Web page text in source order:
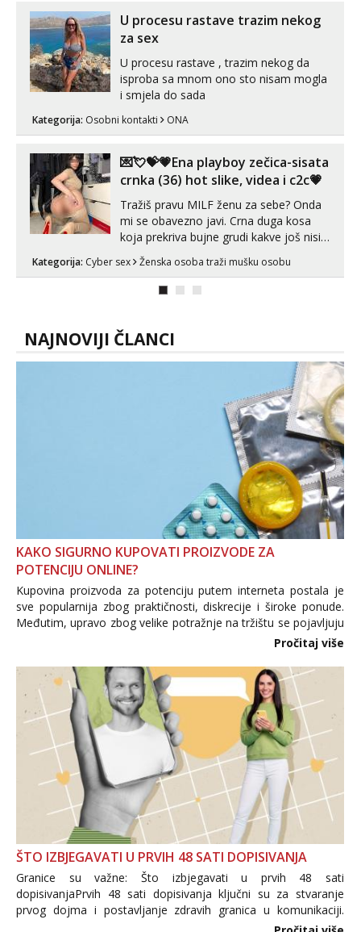
😉 Radim i vruća tipkanja uz slike i hot
line pozive. Za vas sam pripremila ...
U procesu rastave trazim nekog
za sex
U procesu rastave , trazim nekog da
isproba sa mnom ono sto nisam mogla
i smjela do sada
Kategorija: Osobni kontakti ONA
💌💘💝💗Ena playboy zečica-sisata
crnka (36) hot slike, videa i c2c💗
Tražiš pravu MILF ženu za sebe? Onda
mi se obavezno javi. Crna duga kosa
koja prekriva bujne grudi kakve još nisi
vidio, čista ŠESTICA! A usne? O usnama
bolje da ni ne pričam. Prave pune usne
koje će ti se urezati u pamćenje, jer
Kategorija: Cyber sex Ženska osoba traži mušku osobu
NAJNOVIJI ČLANCI
KAKO SIGURNO KUPOVATI PROIZVODE ZA
POTENCIJU ONLINE?
Kupovina proizvoda za potenciju putem interneta postala je
sve popularnija zbog praktičnosti, diskrecije i široke ponude.
Međutim, upravo zbog velike potražnje na tržištu se pojavljuju
i brojni krivotvoreni proizvodi, nepouzdane internetske
Pročitaj više
ŠTO IZBJEGAVATI U PRVIH 48 SATI DOPISIVANJA
Granice su važne: Što izbjegavati u prvih 48 sati
dopisivanjaPrvih 48 sati dopisivanja ključni su za stvaranje
prvog dojma i postavljanje zdravih granica u komunikaciji.
Važno je izbjeći prebrzo otkrivanje osobnih ili intimnih